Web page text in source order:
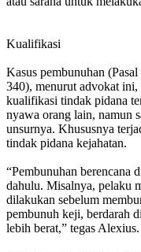
Kualifikasi
Kasus pembunuhan
340), menurut advokat ini,
kualifikasi tindak pidana
nyawa orang lain, namun
unsurnya. Khususnya
tindak pidana kejahatan.
“Pembunuhan berencana
dahulu. Misalnya, pelaku
dilakukan sebelum
pembunuh keji, berdarah
lebih berat,” tegas Alexius.